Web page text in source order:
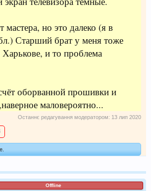
мастера, но это далеко (я в
Старший брат у меня тоже
и то проблема
оборванной прошивки и
маловероятно...
Останнє редагування модератором: 13 лип 2020
Offline